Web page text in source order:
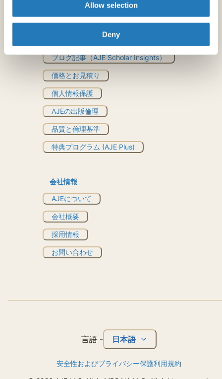
Allow selection
Deny
ブログ記事（AJE Scholar Insights）
価格とお見積り
個人情報保護
AJEの出版倫理
品質と倫理基準
特典プログラム (AJE Plus)
会社情報
AJEについて
会社概要
採用情報
お問い合わせ
安全性およびプライバシー保護利用規約
言語 - 日本語